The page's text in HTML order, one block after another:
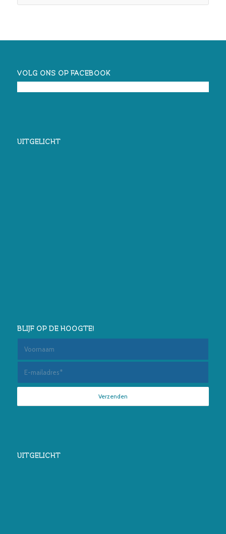
VOLG ONS OP FACEBOOK
UITGELICHT
BLIJF OP DE HOOGTE!
UITGELICHT